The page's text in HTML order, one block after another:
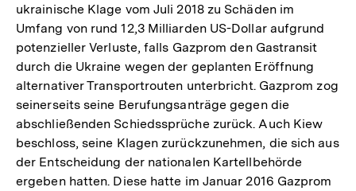
ukrainische Klage vom Juli 2018 zu Schäden im
Umfang von rund 12,3 Milliarden US-Dollar aufgrund
potenzieller Verluste, falls Gazprom den Gastransit
durch die Ukraine wegen der geplanten Eröffnung
alternativer Transportrouten unterbricht. Gazprom zog
seinerseits seine Berufungsanträge gegen die
abschließenden Schiedssprüche zurück. Auch Kiew
beschloss, seine Klagen zurückzunehmen, die sich aus
der Entscheidung der nationalen Kartellbehörde
ergeben hatten. Diese hatte im Januar 2016 Gazprom